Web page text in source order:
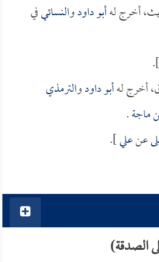
أخرج لهأبو داودوالنسائيفي
].
أخرج لهأبو داودوالترمذي
ماجة.
عنعلي].
الصدقة)